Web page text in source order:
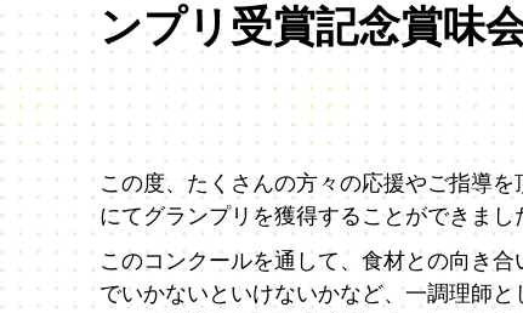
ンプリ受賞記念賞味
この度、たくさんの方々の応援やご指導
にてグランプリを獲得することができまし
このコンクールを通して、食材との向き
でいかないといけないかなど、一調理師